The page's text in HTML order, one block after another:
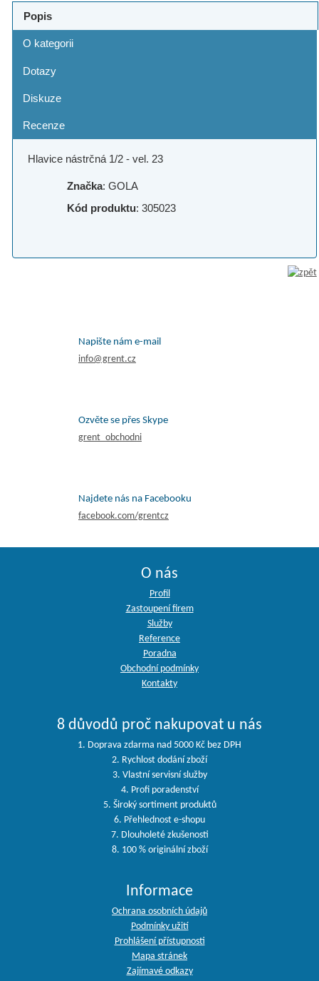
Popis
O kategorii
Dotazy
Diskuze
Recenze
Hlavice nástrčná 1/2 - vel. 23
Značka: GOLA
Kód produktu: 305023
Napište nám e-mail
info@grent.cz
Ozvěte se přes Skype
grent_obchodni
Najdete nás na Facebooku
facebook.com/grentcz
O nás
Profil
Zastoupení firem
Služby
Reference
Poradna
Obchodní podmínky
Kontakty
8 důvodů proč nakupovat u nás
1. Doprava zdarma nad 5000 Kč bez DPH
2. Rychlost dodání zboží
3. Vlastní servisní služby
4. Profi poradenství
5. Široký sortiment produktů
6. Přehlednost e-shopu
7. Dlouholeté zkušenosti
8. 100 % originální zboží
Informace
Ochrana osobních údajů
Podmínky užití
Prohlášení přístupnosti
Mapa stránek
Zajímavé odkazy